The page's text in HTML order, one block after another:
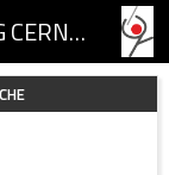
TWIRLING & CHEERLEADING CERNUSCO ASSOCIAZIONE SPORTIVA DILETTANTISTICA